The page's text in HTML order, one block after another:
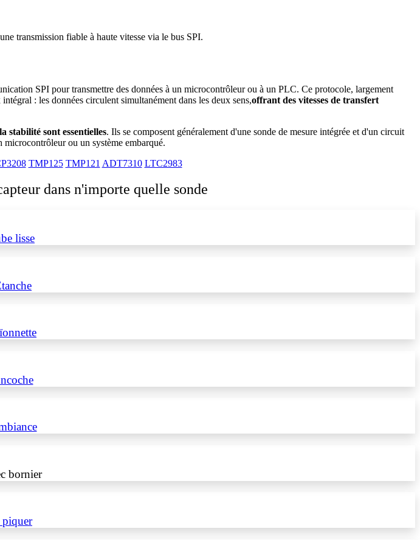
transmission fiable à haute vitesse via le bus SPI.
SPI pour transmettre des données à un microcontrôleur ou à un PLC. Ce protocole, largement
: les données circulent simultanément dans les deux sens,offrant des vitesses de transfert
la stabilité sont essentielles. Ils se composent généralement d'une sonde de mesure intégrée et d'un circuit
ou un système embarqué.
TMP125 TMP121 ADT7310 LTC2983
dans n'importe quelle sonde
lisse
bornier